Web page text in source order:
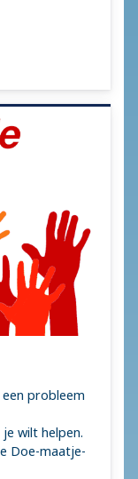
probleem
wilt helpen.
Doe-maatje-